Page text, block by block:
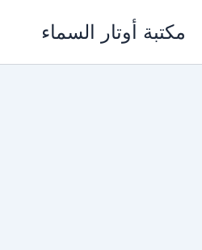
مكتبة أوتار السماء